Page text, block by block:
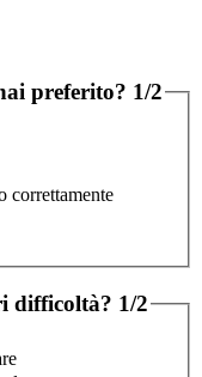
preferito? 1/2
correttamente
difficoltà? 1/2